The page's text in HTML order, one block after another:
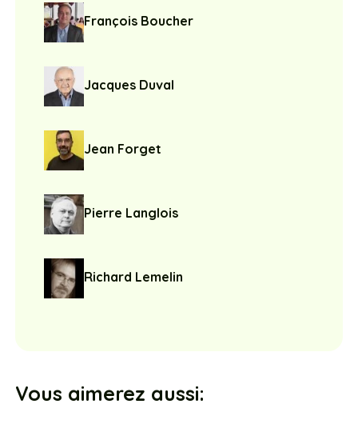
François Boucher
Jacques Duval
Jean Forget
Pierre Langlois
Richard Lemelin
Vous aimerez aussi: